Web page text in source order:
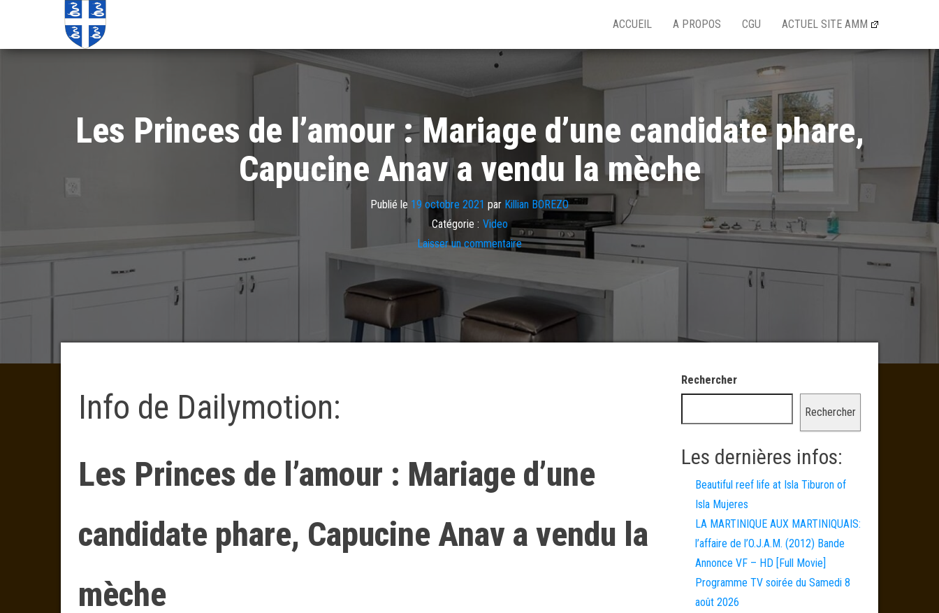
ACCUEIL A PROPOS CGU ACTUEL SITE AMM
Les Princes de l’amour : Mariage d’une candidate phare,
Capucine Anav a vendu la mèche
Publié le 19 octobre 2021 par Killian BOREZO
Catégorie : Video
Laisser un commentaire
Info de Dailymotion:
Les Princes de l’amour : Mariage d’une
candidate phare, Capucine Anav a vendu la
mèche
Rechercher
Rechercher
Les dernières infos:
Beautiful reef life at Isla Tiburon of
Isla Mujeres
LA MARTINIQUE AUX MARTINIQUAIS:
l’affaire de l’O.J.A.M. (2012) Bande
Annonce VF – HD [Full Movie]
Programme TV soirée du Samedi 8
août 2026